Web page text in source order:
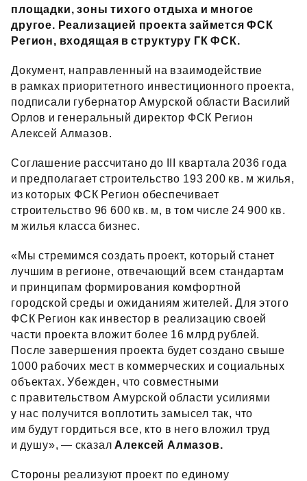
площадки, зоны тихого отдыха и многое
другое. Реализацией проекта займется ФСК
Регион, входящая в структуру ГК ФСК.
Документ, направленный на взаимодействие
в рамках приоритетного инвестиционного проекта,
подписали губернатор Амурской области Василий
Орлов и генеральный директор ФСК Регион
Алексей Алмазов.
Соглашение рассчитано до III квартала 2036 года
и предполагает строительство 193 200 кв. м жилья,
из которых ФСК Регион обеспечивает
строительство 96 600 кв. м, в том числе 24 900 кв.
м жилья класса бизнес.
«Мы стремимся создать проект, который станет
лучшим в регионе, отвечающий всем стандартам
и принципам формирования комфортной
городской среды и ожиданиям жителей. Для этого
ФСК Регион как инвестор в реализацию своей
части проекта вложит более 16 млрд рублей.
После завершения проекта будет создано свыше
1000 рабочих мест в коммерческих и социальных
объектах. Убежден, что совместными
с правительством Амурской области усилиями
у нас получится воплотить замысел так, что
им будут гордиться все, кто в него вложил труд
и душу», — сказал Алексей Алмазов.
Стороны реализуют проект по единому